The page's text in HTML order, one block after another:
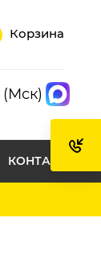
Корзина
(Мск)
КОНТАКТЫ